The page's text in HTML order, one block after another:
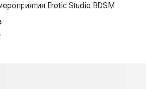
Erotic Studio BDSM